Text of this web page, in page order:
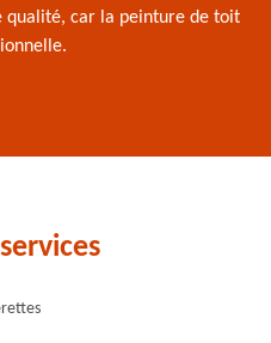
qualité, car la peinture de toit